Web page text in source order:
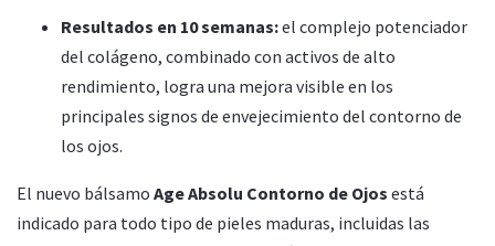
Resultados en 10 semanas:el complejo potenciador
del colágeno, combinado con activos de alto
rendimiento, logra una mejora visible en los
principales signos de envejecimiento del contorno de
los ojos.
El nuevo bálsamo Age Absolu Contorno de Ojos está
indicado para todo tipo de pieles maduras, incluidas las